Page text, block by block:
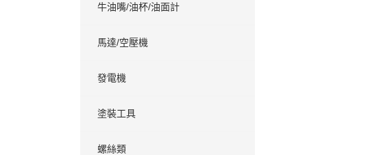
牛油嘴/油杯/油面計
馬達/空壓機
發電機
塗裝工具
螺絲類